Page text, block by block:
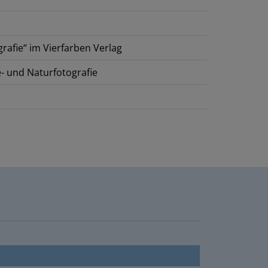
im Vierfarben Verlag
und Naturfotografie